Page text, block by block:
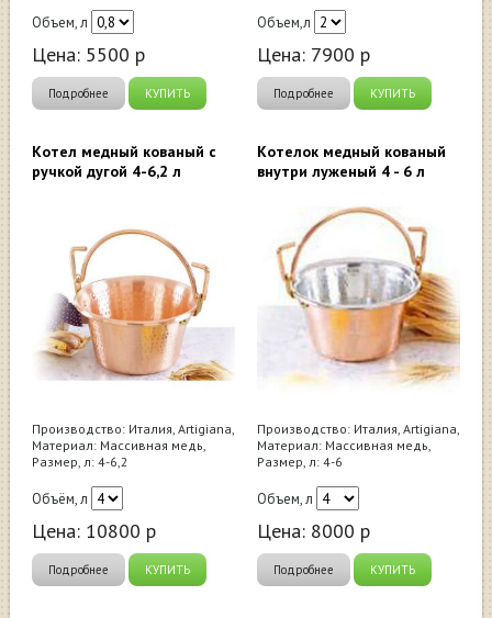
Объем, л
Цена: 5500 р
Подробнее КУПИТЬ
Объем,л
Цена: 7900 р
Подробнее КУПИТЬ
Котел медный кованый с
ручкой дугой 4-6,2 л
Производство: Италия, Artigiana,
Материал: Массивная медь,
Размер, л: 4-6,2
Объём, л
Цена: 10800 р
Подробнее КУПИТЬ
Котелок медный кованый
внутри луженый 4 - 6 л
Производство: Италия, Artigiana,
Материал: Массивная медь,
Размер, л: 4-6
Объем, л
Цена: 8000 р
Подробнее КУПИТЬ